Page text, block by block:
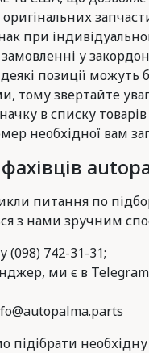
при
у
позиції можуть
тому звертайте
в списку
необхідної вам
питання по
з нами зручним
(098) 742-31-31;
ми є в
необхідну